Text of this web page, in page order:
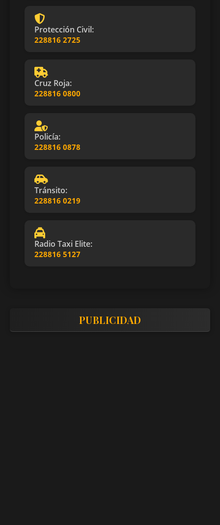
Protección Civil:
228816 2725
Cruz Roja:
228816 0800
Policía:
228816 0878
Tránsito:
228816 0219
Radio Taxi Elite:
228816 5127
PUBLICIDAD